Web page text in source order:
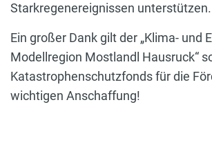
Starkregenereignissen unterstützen.
Ein großer Dank gilt der „Klima- und
Modellregion Mostlandl Hausruck“
Katastrophenschutzfonds für die
wichtigen Anschaffung!